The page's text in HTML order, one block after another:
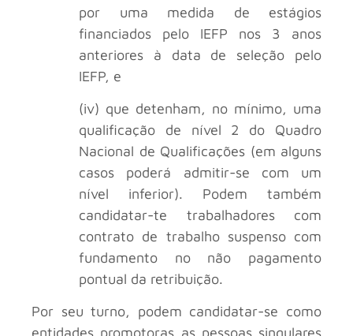
por uma medida de estágios
financiados pelo IEFP nos 3 anos
anteriores à data de seleção pelo
IEFP, e
(iv) que detenham, no mínimo, uma
qualificação de nível 2 do Quadro
Nacional de Qualificações (em alguns
casos poderá admitir-se com um
nível inferior). Podem também
candidatar-te trabalhadores com
contrato de trabalho suspenso com
fundamento no não pagamento
pontual da retribuição.
Por seu turno, podem candidatar-se como